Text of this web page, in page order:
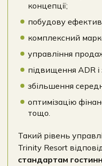
концепції;
побудову
комплексний
управління
підвищення ADR
збільшення
оптимізацію
тощо.
Такий рівень
Trinity Resort
стандартам